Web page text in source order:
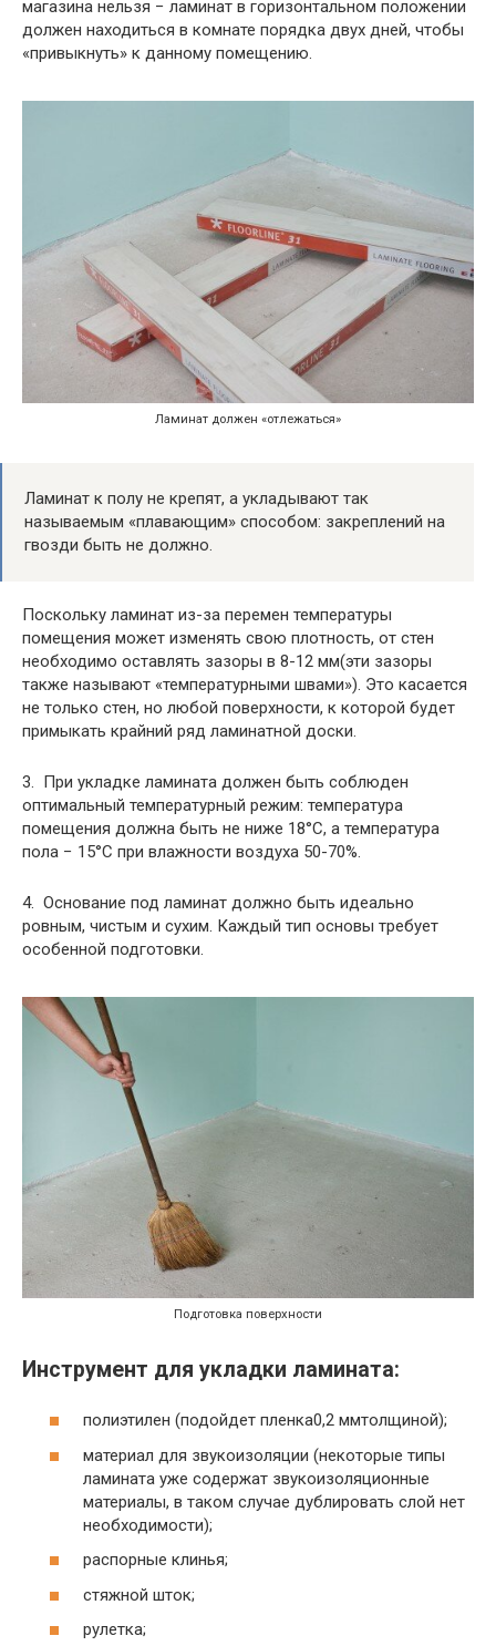
магазина нельзя − ламинат в горизонтальном положении
должен находиться в комнате порядка двух дней, чтобы
«привыкнуть» к данному помещению.
Ламинат должен «отлежаться»
Ламинат к полу не крепят, а укладывают так
называемым «плавающим» способом: закреплений на
гвозди быть не должно.
Поскольку ламинат из-за перемен температуры
помещения может изменять свою плотность, от стен
необходимо оставлять зазоры в 8-12 мм(эти зазоры
также называют «температурными швами»). Это касается
не только стен, но любой поверхности, к которой будет
примыкать крайний ряд ламинатной доски.
3. При укладке ламината должен быть соблюден
оптимальный температурный режим: температура
помещения должна быть не ниже 18°С, а температура
пола − 15°С при влажности воздуха 50-70%.
4. Основание под ламинат должно быть идеально
ровным, чистым и сухим. Каждый тип основы требует
особенной подготовки.
Подготовка поверхности
Инструмент для укладки ламината:
полиэтилен (подойдет пленка0,2 ммтолщиной);
материал для звукоизоляции (некоторые типы
ламината уже содержат звукоизоляционные
материалы, в таком случае дублировать слой нет
необходимости);
распорные клинья;
стяжной шток;
рулетка;